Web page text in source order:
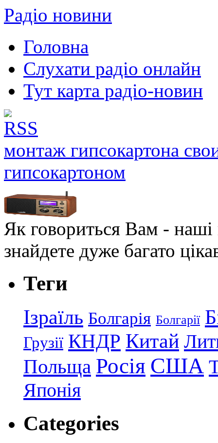
Радіо новини
Головна
Слухати радіо онлайн
Тут карта радіо-новин
монтаж гипсокартона
гипсокартоном
Як говориться Вам - наші
знайдете дуже багато
Теги
Ізраїль Болгарія Болгарії
Грузії КНДР Китай
Польща Росія США
Японія
Categories